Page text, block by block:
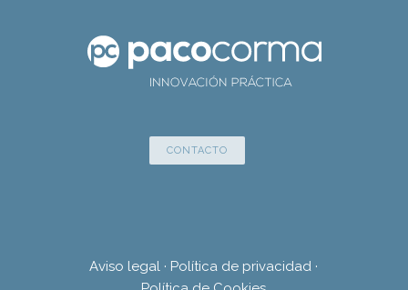
CONTACTO
Aviso legal · Política de privacidad ·